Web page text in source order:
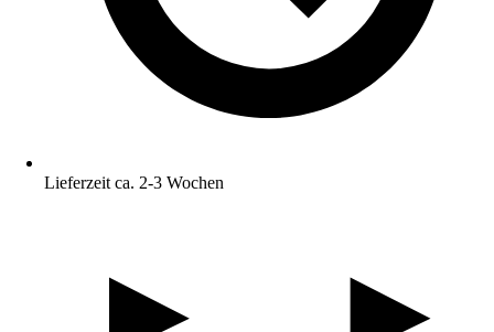
Lieferzeit ca. 2-3 Wochen